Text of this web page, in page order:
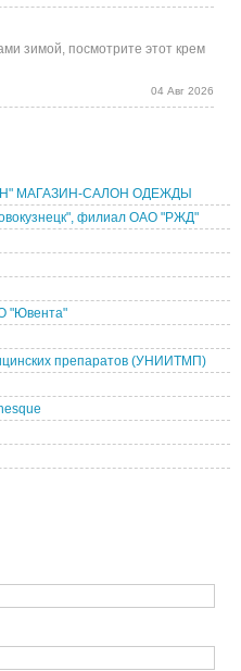
зимой, посмотрите этот крем
04 Авг 2026
МАГАЗИН-САЛОН ОДЕЖДЫ
филиал ОАО "РЖД"
"Ювента"
препаратов (УНИИТМП)